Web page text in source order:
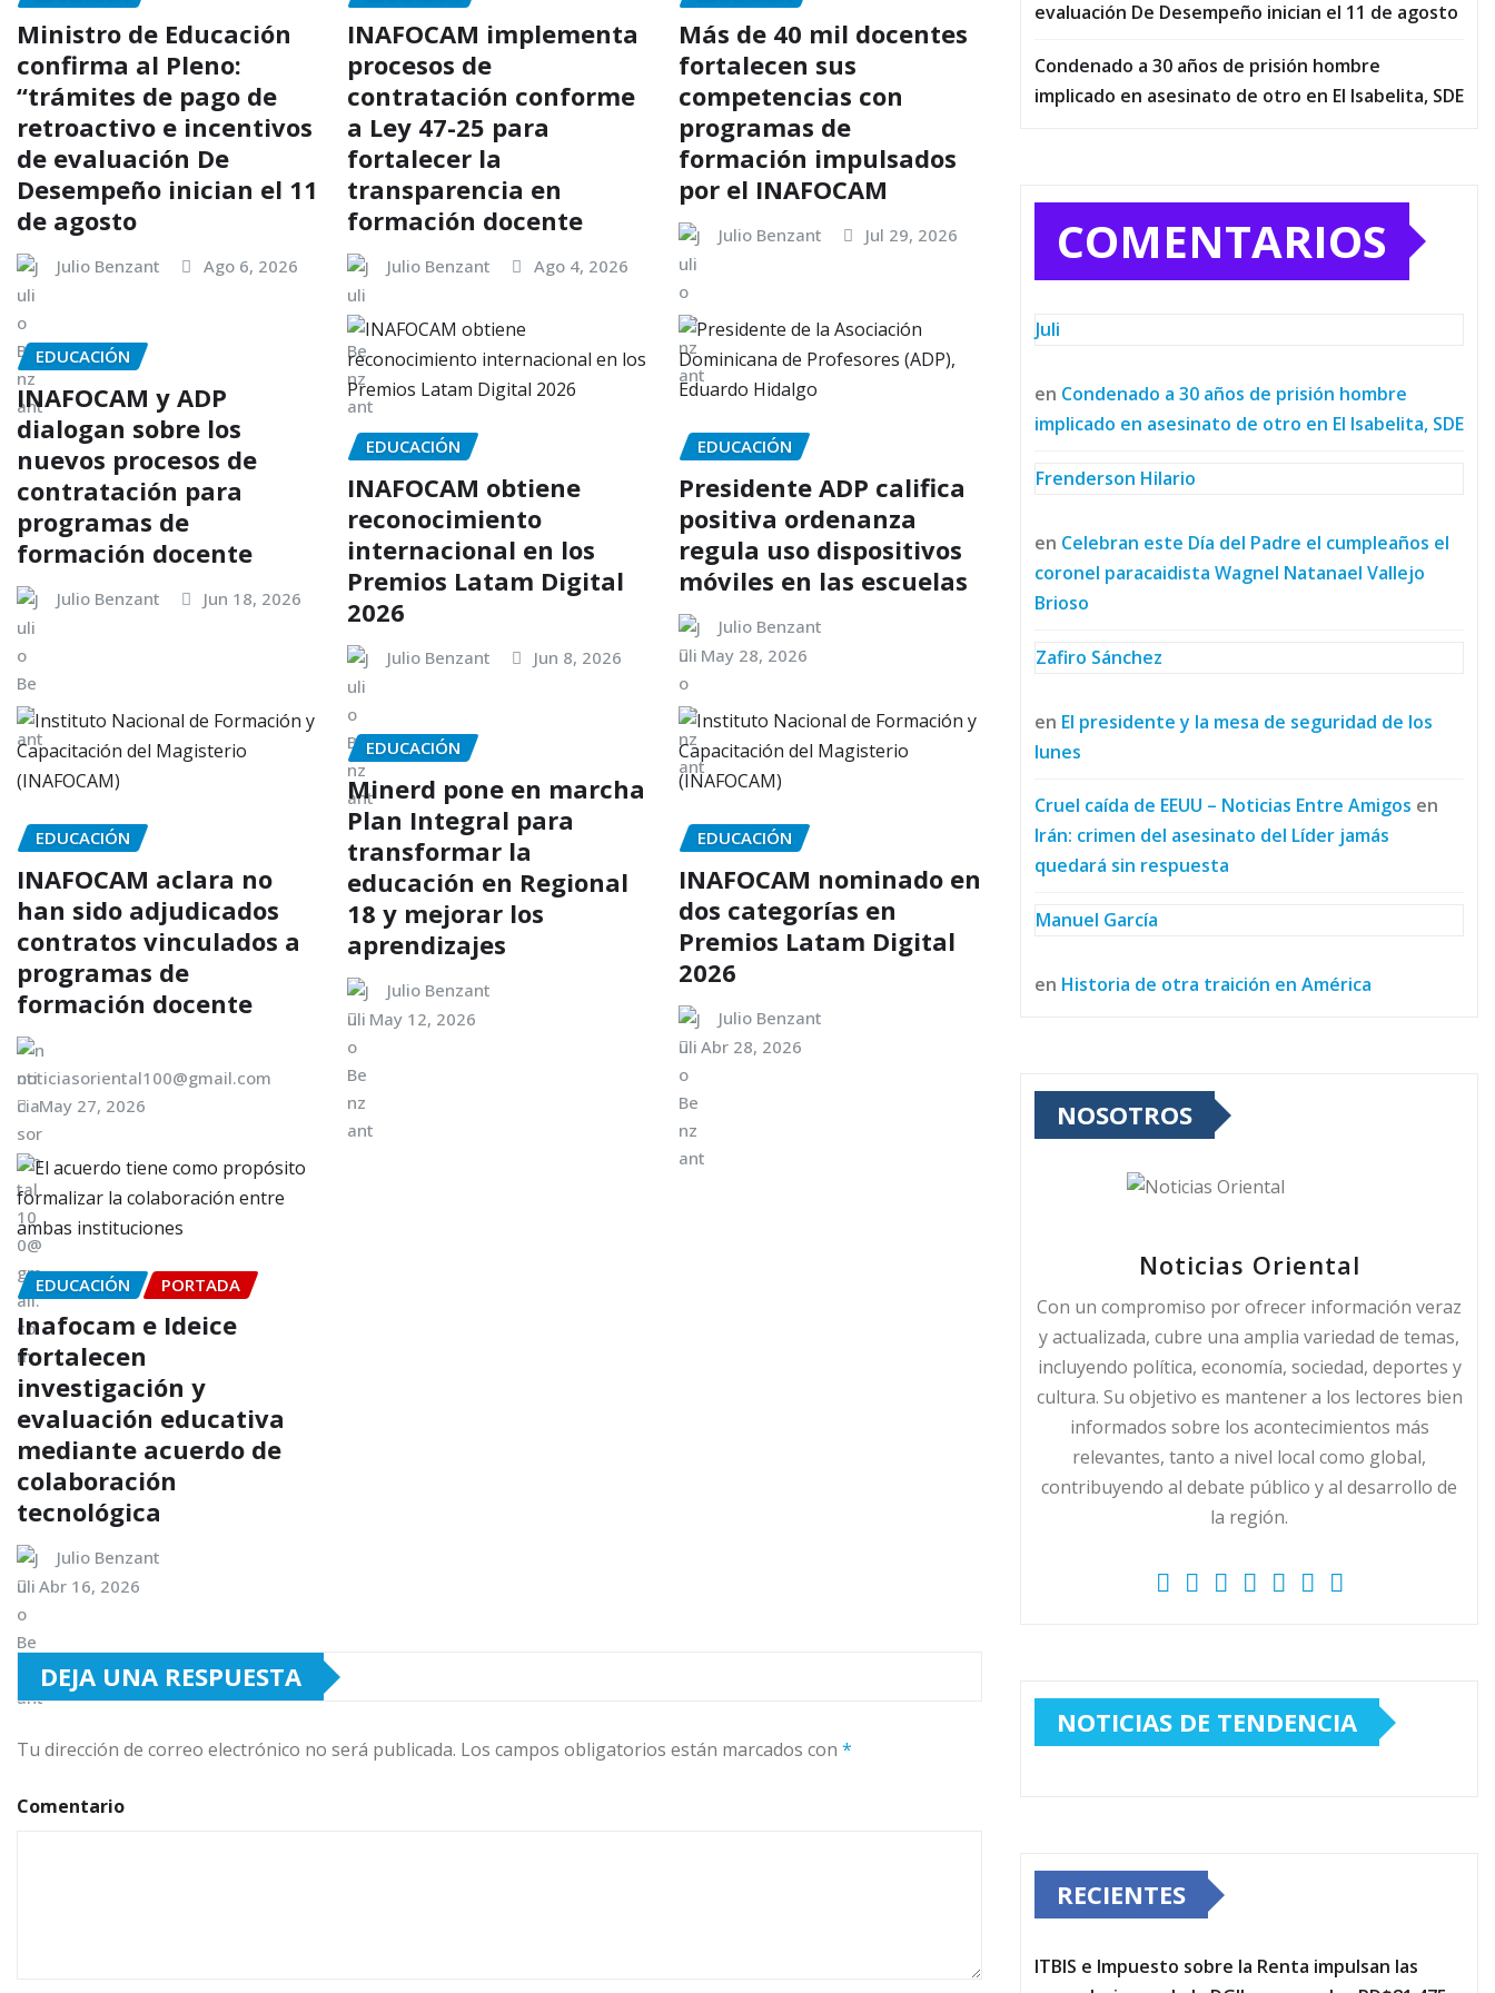
Ministro de Educación
confirma al Pleno:
“trámites de pago de
retroactivo e incentivos
de evaluación De
Desempeño inician el 11
de agosto
Julio Benzant Ago 6, 2026
INAFOCAM implementa
procesos de
contratación conforme
a Ley 47-25 para
fortalecer la
transparencia en
formación docente
Julio Benzant Ago 4, 2026
Más de 40 mil docentes
fortalecen sus
competencias con
programas de
formación impulsados
por el INAFOCAM
Julio Benzant Jul 29, 2026
EDUCACIÓN
INAFOCAM y ADP
dialogan sobre los
nuevos procesos de
contratación para
programas de
formación docente
Julio Benzant Jun 18, 2026
EDUCACIÓN
INAFOCAM obtiene
reconocimiento
internacional en los
Premios Latam Digital
2026
Julio Benzant Jun 8, 2026
EDUCACIÓN
Presidente ADP califica
positiva ordenanza
regula uso dispositivos
móviles en las escuelas
Julio Benzant
May 28, 2026
EDUCACIÓN
INAFOCAM aclara no
han sido adjudicados
contratos vinculados a
programas de
formación docente
noticiasoriental100@gmail.com
May 27, 2026
EDUCACIÓN
Minerd pone en marcha
Plan Integral para
transformar la
educación en Regional
18 y mejorar los
aprendizajes
Julio Benzant
May 12, 2026
EDUCACIÓN
INAFOCAM nominado en
dos categorías en
Premios Latam Digital
2026
Julio Benzant
Abr 28, 2026
EDUCACIÓN PORTADA
Inafocam e Ideice
fortalecen
investigación y
evaluación educativa
mediante acuerdo de
colaboración
tecnológica
Julio Benzant
Abr 16, 2026
DEJA UNA RESPUESTA
Tu dirección de correo electrónico no será publicada. Los campos obligatorios están marcados con *
Comentario
evaluación De Desempeño inician el 11 de agosto
Condenado a 30 años de prisión hombre
implicado en asesinato de otro en El Isabelita, SDE
COMENTARIOS
Juli
en Condenado a 30 años de prisión hombre
implicado en asesinato de otro en El Isabelita, SDE
Frenderson Hilario
en Celebran este Día del Padre el cumpleaños el
coronel paracaidista Wagnel Natanael Vallejo
Brioso
Zafiro Sánchez
en El presidente y la mesa de seguridad de los
lunes
Cruel caída de EEUU – Noticias Entre Amigos en
Irán: crimen del asesinato del Líder jamás
quedará sin respuesta
Manuel García
en Historia de otra traición en América
NOSOTROS
Noticias Oriental
Con un compromiso por ofrecer información veraz
y actualizada, cubre una amplia variedad de temas,
incluyendo política, economía, sociedad, deportes y
cultura. Su objetivo es mantener a los lectores bien
informados sobre los acontecimientos más
relevantes, tanto a nivel local como global,
contribuyendo al debate público y al desarrollo de
la región.
NOTICIAS DE TENDENCIA
RECIENTES
ITBIS e Impuesto sobre la Renta impulsan las